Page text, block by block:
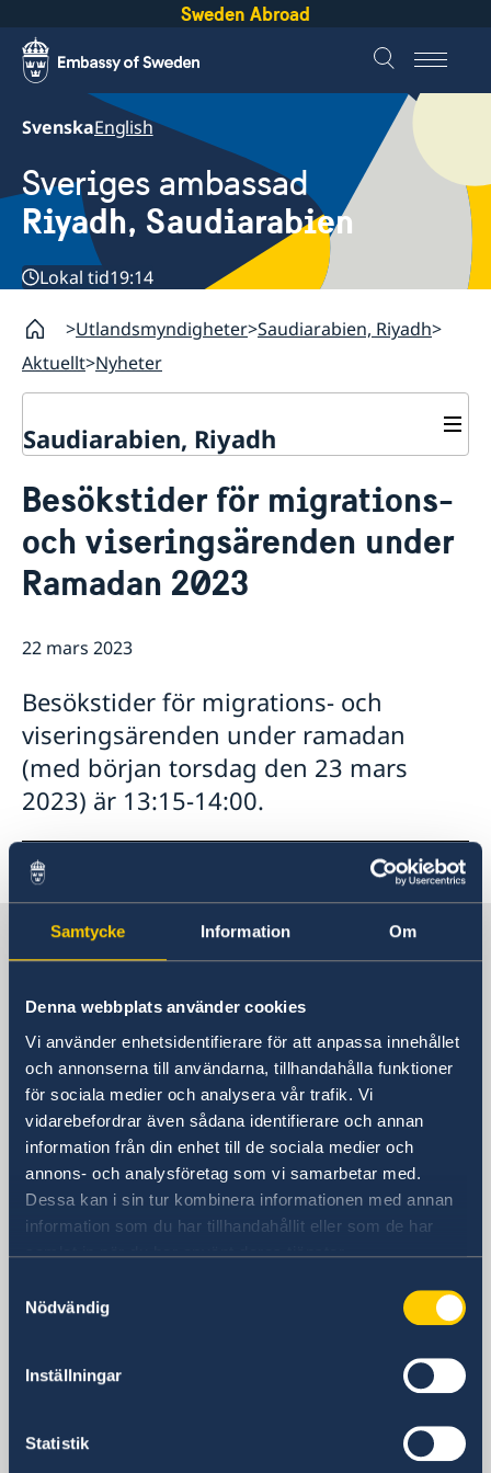
Samtycke Information Om
Denna webbplats använder cookies
Vi använder enhetsidentifierare för att anpassa innehållet
och annonserna till användarna, tillhandahålla funktioner
för sociala medier och analysera vår trafik. Vi
vidarebefordrar även sådana identifierare och annan
information från din enhet till de sociala medier och
annons- och analysföretag som vi samarbetar med.
Dessa kan i sin tur kombinera informationen med annan
information som du har tillhandahållit eller som de har
samlat in när du har använt deras tjänster.
Nödvändig
Inställningar
Statistik
Sweden Abroad
SvenskaEnglish
Sveriges ambassad
Riyadh, Saudiarabien
Lokal tid19:14
Utlandsmyndigheter Saudiarabien, Riyadh
Aktuellt Nyheter
Saudiarabien, Riyadh
Om oss
Så stöttar vi svenska företag
Så kan du få stöd
Anmäl handelshinder
Aktuellt
Nyheter
Avgifter
Besökstider för migrations-
och viseringsärenden under
Ramadan 2023
22 mars 2023
Besökstider för migrations- och
viseringsärenden under ramadan
(med början torsdag den 23 mars
2023) är 13:15-14:00.
Sverige i Saudiarabien
Sveriges ambassad
Besöksadress
Tayma Street
Lenah Residential Area
Diplomatic Quarter
Byggnad nummer: 3743
Zip: 12513-8384
Riyadh
Postadress
P.O. Box 94382
Telefonnummer
Fax